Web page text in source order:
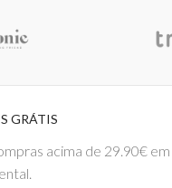
GRÁTIS
acima de 29.90€